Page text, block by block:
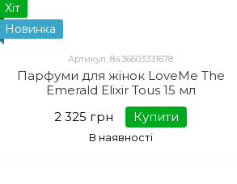
Хіт
Новинка
Артикул: 8436603331678
Парфуми для жінок LoveMe The
Emerald Elixir Tous 15 мл
2 325 грн
Купити
В наявності